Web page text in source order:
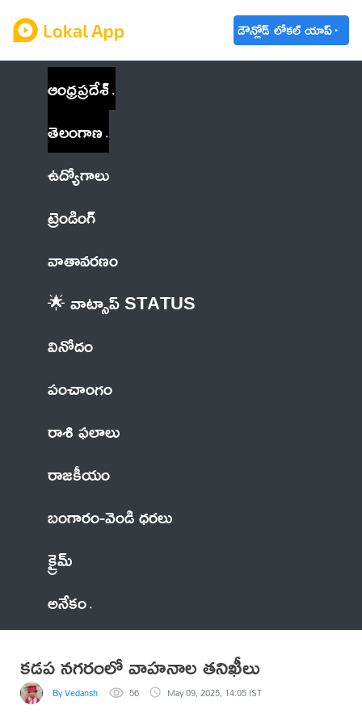
డౌన్లోడ్ లోకల్ యాప్
ఆంధ్రప్రదేశ్
తెలంగాణ
ఉద్యోగాలు
ట్రెండింగ్
వాతావరణం
🌟 వాట్సాప్ STATUS
వినోదం
పంచాంగం
రాశి ఫలాలు
రాజకీయం
బంగారం-వెండి ధరలు
క్రైమ్
అనేకం
కడప నగరంలో వాహనాల తనిఖీలు
By Vedansh 56 May 09, 2025, 14:05 IST